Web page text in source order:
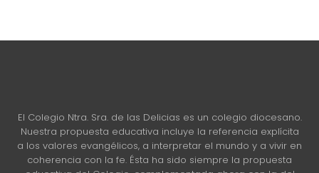
El Colegio Ntra. Sra. de las Delicias es un colegio diocesano.
Nuestra propuesta educativa incluye la referencia explícita
a los valores evangélicos, a interpretar el mundo y a vivir en
coherencia con la fe. Ésta ha sido siempre la propuesta